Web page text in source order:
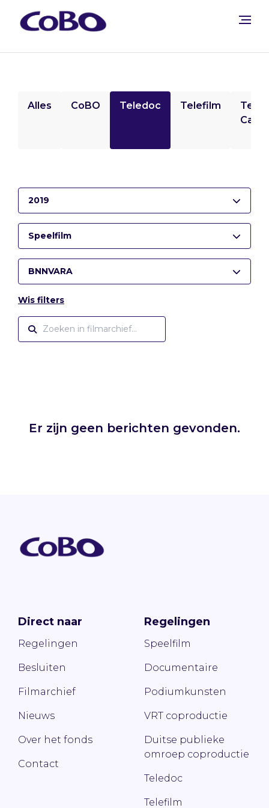
Alles CoBO Teledoc Telefilm
2019
Speelfilm
BNNVARA
Wis filters
Er zijn geen berichten gevonden.
Direct naar
Regelingen
Besluiten
Filmarchief
Nieuws
Over het fonds
Contact
Regelingen
Speelfilm
Documentaire
Podiumkunsten
VRT coproductie
Duitse publieke
omroep coproductie
Teledoc
Telefilm